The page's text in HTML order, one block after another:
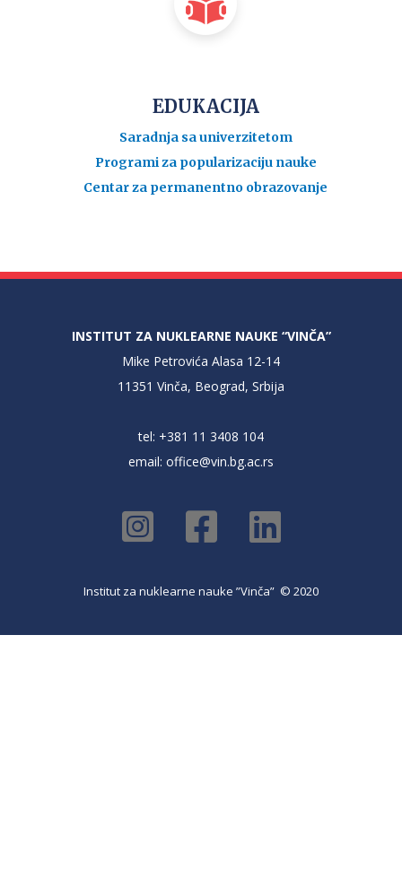
EDUKACIJA
Saradnja sa univerzitetom
Programi za popularizaciju nauke
Centar za permanentno obrazovanje
INSTITUT ZA NUKLEARNE NAUKE “VINČA”
Mike Petrovića Alasa 12-14
11351 Vinča, Beograd, Srbija
tel: +381 11 3408 104
email: office@vin.bg.ac.rs
Institut za nuklearne nauke ”Vinča” © 2020